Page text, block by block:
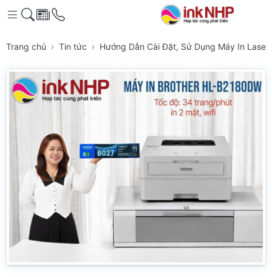
Trang chủ Tin tức Hướng Dẫn Cài Đặt, Sử Dụng Máy In Laser